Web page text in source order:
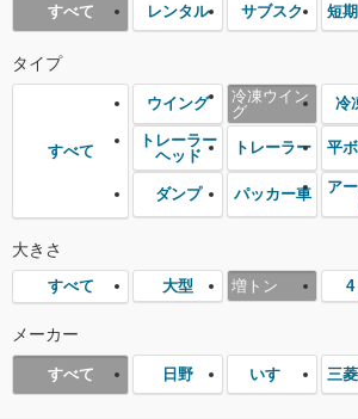
すべて レンタル サブスク 短
タイプ
すべて
ウイング
冷凍ウイン
グ
冷
トレーラー
ヘッド
トレーラー 平
ダンプ パッカー車
ア
大きさ
すべて 大型 増トン 4
メーカー
すべて 日野 いすゞ 三